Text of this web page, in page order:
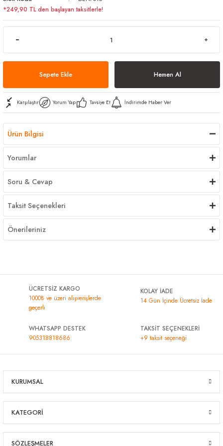
Mikrofiber Bezler
*249,90 TL den başlayan taksitlerle!
Sepete Ekle Hemen Al
Karşılaştır Yorum Yap Tavsiye Et İndirimde Haber Ver
Ürün Bilgisi
Yorumlar
Soru & Cevap
Taksit Seçenekleri
Önerileriniz
ÜCRETSİZ KARGO
1000₺ ve üzeri alışverişlerde
geçerli
KOLAY İADE
14 Gün İçinde Ücretsiz İade
WHATSAPP DESTEK
905318818686
TAKSİT SEÇENEKLERİ
+9 taksit seçeneği
KURUMSAL
KATEGORİ
SÖZLEŞMELER